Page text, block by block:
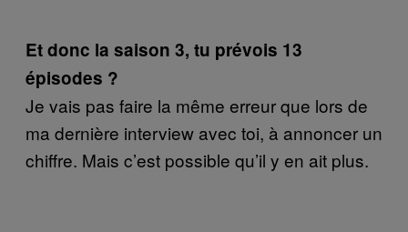
Et donc la saison 3, tu prévois 13
épisodes ?
Je vais pas faire la même erreur que lors de
ma dernière interview avec toi, à annoncer un
chiffre. Mais c’est possible qu’il y en ait plus.